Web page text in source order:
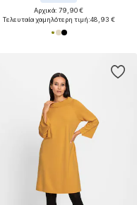
Αρχικά: 79,90 €
Τελευταία χαμηλότερη τιμή:48,93 €